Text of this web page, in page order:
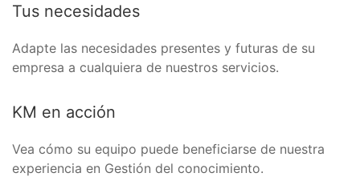
Tus necesidades
Adapte las necesidades presentes y futuras de su
empresa a cualquiera de nuestros servicios.
KM en acción
Vea cómo su equipo puede beneficiarse de nuestra
experiencia en Gestión del conocimiento.